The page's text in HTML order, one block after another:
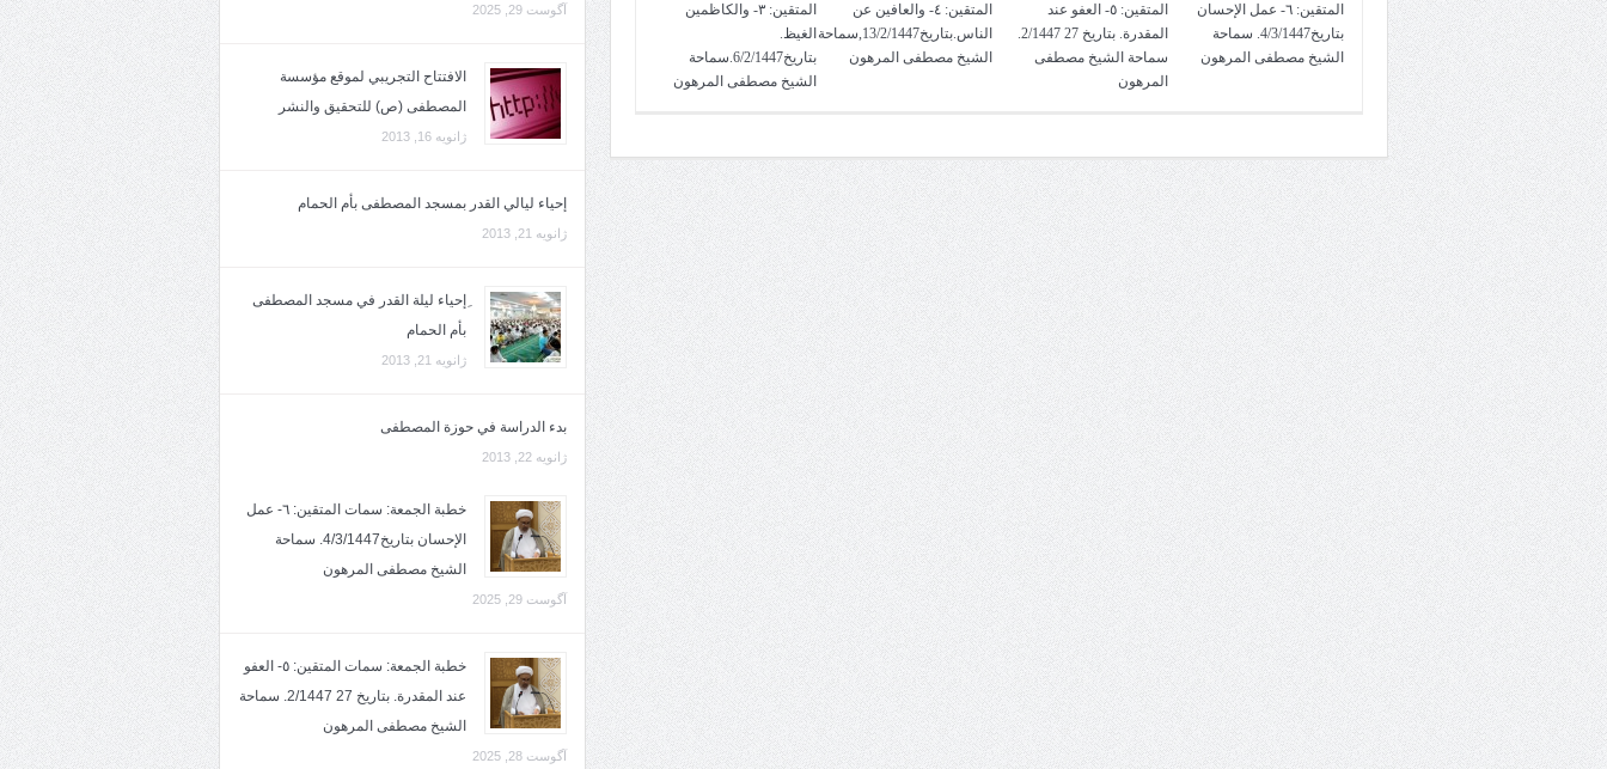
المتقين: ٦- عمل الإحسان
بتاريخ4/3/1447. سماحة
الشيخ مصطفى المرهون
المتقين: ٥- العفو عند
المقدرة. بتاريخ 27 2/1447.
سماحة الشيخ مصطفى
المرهون
المتقين: ٤- والعافين عن
الناس.بتاريخ13/2/1447,سماحة
الشيخ مصطفى المرهون
المتقين: ٣- والكاظمين
الغيظ.
بتاريخ6/2/1447.سماحة
الشيخ مصطفى المرهون
آگوست 29, 2025
الافتتاح التجريبي لموقع مؤسسة
المصطفى (ص) للتحقيق والنشر
ژانویه 16, 2013
إحياء ليالي القدر بمسجد المصطفى بأم الحمام
ژانویه 21, 2013
ِإحياء ليلة القدر في مسجد المصطفى
بأم الحمام
ژانویه 21, 2013
بدء الدراسة في حوزة المصطفى
ژانویه 22, 2013
خطبة الجمعة: سمات المتقين: ٦- عمل
الإحسان بتاريخ4/3/1447. سماحة
الشيخ مصطفى المرهون
آگوست 29, 2025
خطبة الجمعة: سمات المتقين: ٥- العفو
عند المقدرة. بتاريخ 27 2/1447. سماحة
الشيخ مصطفى المرهون
آگوست 28, 2025